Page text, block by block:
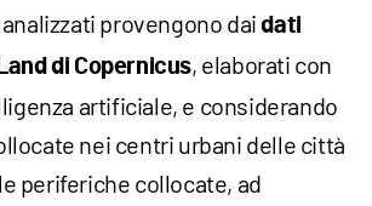
provengono daidati
di Copernicus, elaborati con
artificiale, e considerando
nei centri urbani delle città
periferiche collocate, ad